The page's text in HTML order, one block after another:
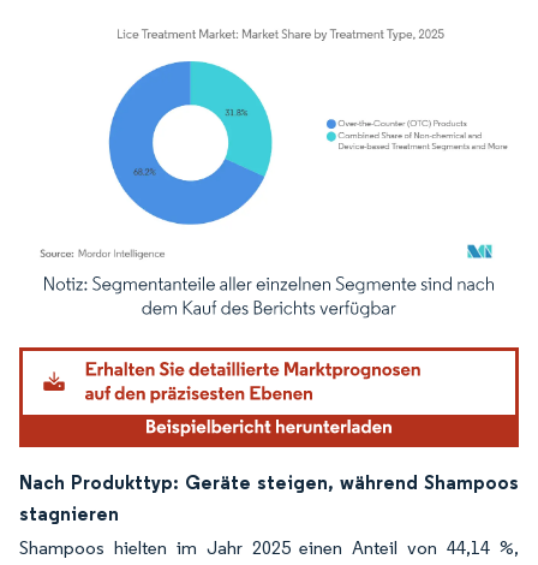
Bild © Mordor Intelligence. Wiederverwendung erfordert Namensnennung
Nach Produkttyp: Geräte steigen, während Shampoos
stagnieren
Shampoos hielten im Jahr 2025 einen Anteil von 44,14 %,